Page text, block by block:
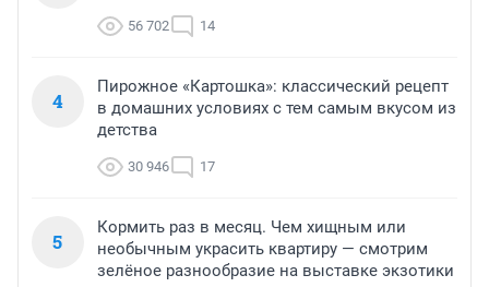
56 702 14
4
Пирожное «Картошка»: классический рецепт
в домашних условиях с тем самым вкусом из
детства
30 946 17
5
Кормить раз в месяц. Чем хищным или
необычным украсить квартиру — смотрим
зелёное разнообразие на выставке экзотики